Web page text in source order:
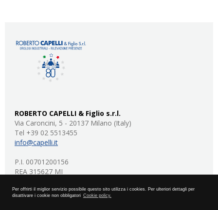
Per offrirti il miglior servizio possibile questo sito utilizza i cookies. Per ulteriori dettagli per
disattivare i cookie non obbligatori Cookie policy.
ROBERTO CAPELLI & Figlio s.r.l.
Via Caroncini, 5 - 20137 Milano (Italy)
Tel +39 02 5513455
info@capelli.it
P.I. 00701200156
REA 315627 MI